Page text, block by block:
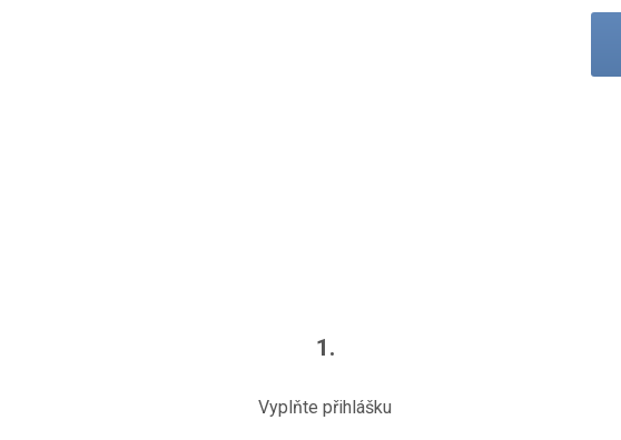
1.
Vyplňte přihlášku